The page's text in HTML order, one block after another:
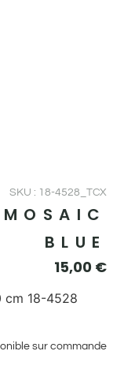
SKU : 18-4528_TCX
BLUE
15,00 €
cm 18-4528
sur commande